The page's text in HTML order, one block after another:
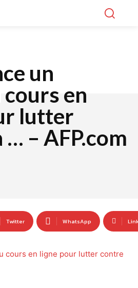
un
en
lutter
– AFP.com
Twitter WhatsApp
cours en ligne pour lutter contre